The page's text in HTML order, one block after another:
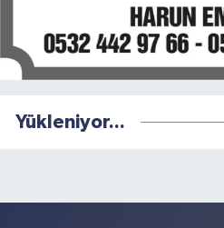
Yükleniyor...